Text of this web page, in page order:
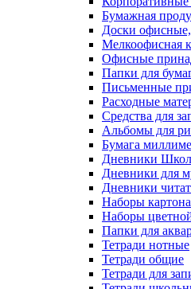
Бумажная
Доски офисные,
Мелкоофисная
Офисные
Папки для
Письменные
Расходные
Средства для
Альбомы для
Бумага
Дневники
Дневники для
Дневники
Наборы картона
Наборы
Папки для
Тетради нотные
Тетради общие
Тетради для